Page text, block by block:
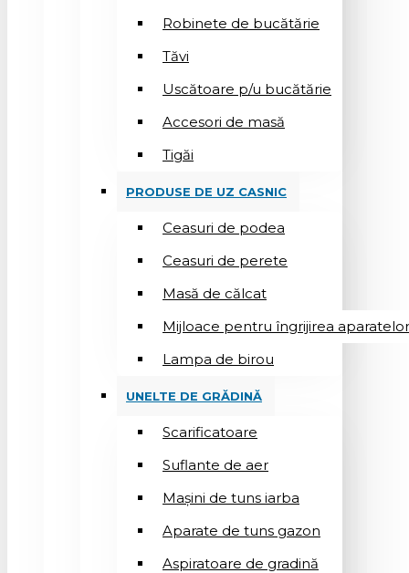
Robinete de bucătărie
Tăvi
Uscătoare p/u bucătărie
Accesori de masă
Tigăi
PRODUSE DE UZ CASNIC
Ceasuri de podea
Ceasuri de perete
Masă de călcat
Mijloace pentru îngrijirea
Lampa de birou
UNELTE DE GRĂDINĂ
Scarificatoare
Suflantе de aer
Mașini de tuns iarba
Aparate de tuns gazon
Aspiratoare de gradină